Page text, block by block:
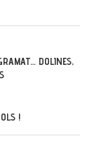
DOLINES,
!